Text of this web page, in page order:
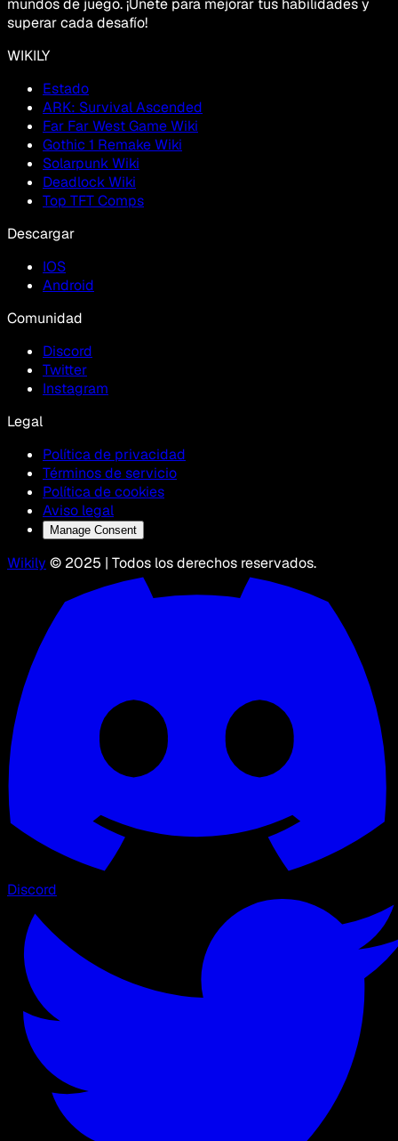
mundos de juego. ¡Únete para mejorar tus habilidades y
superar cada desafío!
WIKILY
Estado
ARK: Survival Ascended
Far Far West Game Wiki
Gothic 1 Remake Wiki
Solarpunk Wiki
Deadlock Wiki
Top TFT Comps
Descargar
IOS
Android
Comunidad
Discord
Twitter
Instagram
Legal
Política de privacidad
Términos de servicio
Política de cookies
Aviso legal
Manage Consent
Wikily © 2025 | Todos los derechos reservados.
Discord